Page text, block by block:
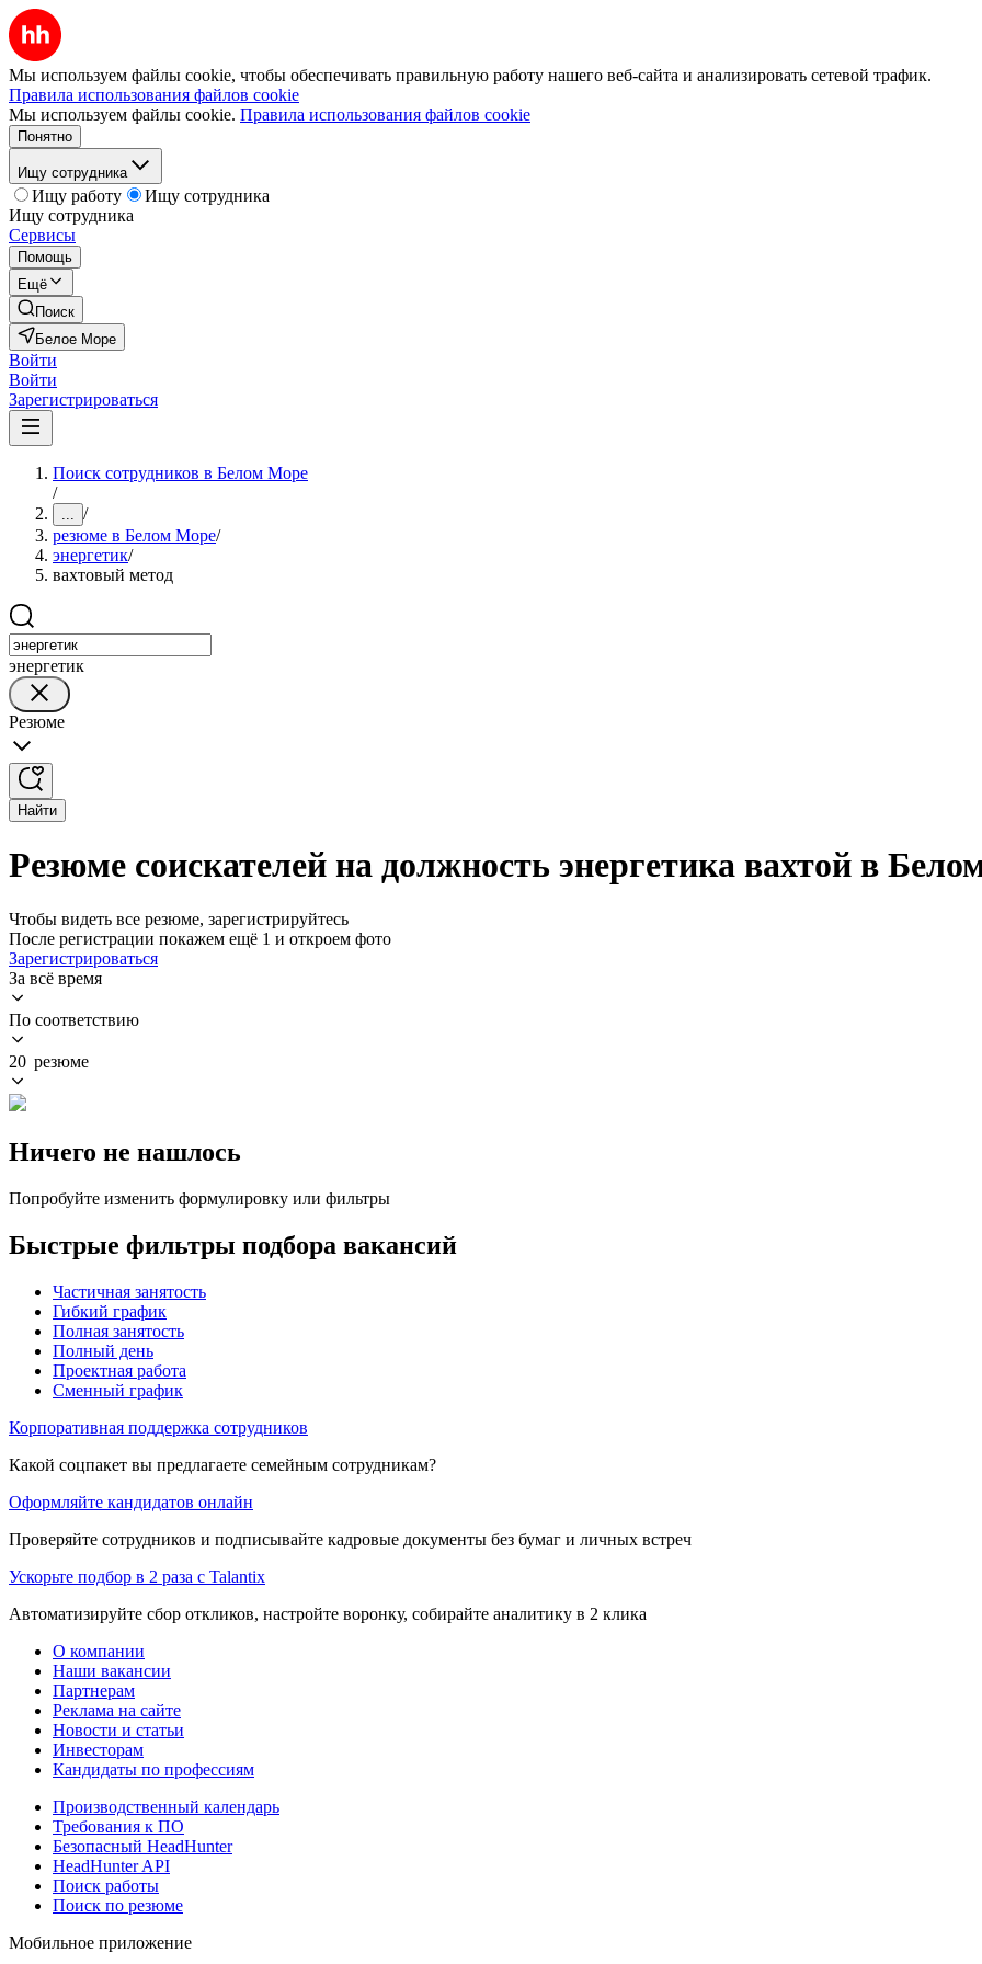
Мы используем файлы cookie, чтобы обеспечивать правильную работу нашего веб-сайта и анализировать сетевой трафик.
Правила использования файлов cookie
Мы используем файлы cookie. Правила использования файлов cookie
Понятно
Ищу сотрудника
Ищу работу
Ищу сотрудника
Ищу сотрудника
Сервисы
Помощь
Ещё
Поиск
Белое Море
Войти
Войти
Зарегистрироваться
Поиск сотрудников в Белом Море
/
... /
резюме в Белом Море/
энергетик/
вахтовый метод
энергетик
Резюме
Найти
Резюме соискателей на должность энергетика вахтой в
Чтобы видеть все резюме, зарегистрируйтесь
После регистрации покажем ещё 1 и откроем фото
Зарегистрироваться
За всё время
По соответствию
20 резюме
Ничего не нашлось
Попробуйте изменить формулировку или фильтры
Быстрые фильтры подбора вакансий
Частичная занятость
Гибкий график
Полная занятость
Полный день
Проектная работа
Сменный график
Корпоративная поддержка сотрудников
Какой соцпакет вы предлагаете семейным сотрудникам?
Оформляйте кандидатов онлайн
Проверяйте сотрудников и подписывайте кадровые документы без бумаг и личных встреч
Ускорьте подбор в 2 раза с Talantix
Автоматизируйте сбор откликов, настройте воронку, собирайте аналитику в 2 клика
О компании
Наши вакансии
Партнерам
Реклама на сайте
Новости и статьи
Инвесторам
Кандидаты по профессиям
Производственный календарь
Требования к ПО
Безопасный HeadHunter
HeadHunter API
Поиск работы
Поиск по резюме
Мобильное приложение